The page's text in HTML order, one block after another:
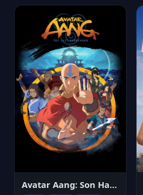
Avatar Aang: Son Havabükücü